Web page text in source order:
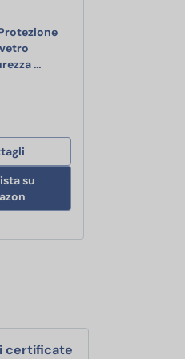
12/11/XR/XS/X 8/7/6s/6/5/
octopus, treppiedi
22 Ventose in Silicone,
…KARYLAX - Protezione
su
certificate